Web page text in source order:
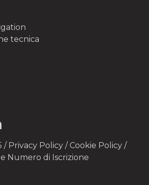
tecnica
/ Privacy Policy / Cookie Policy /
e Numero di Iscrizione